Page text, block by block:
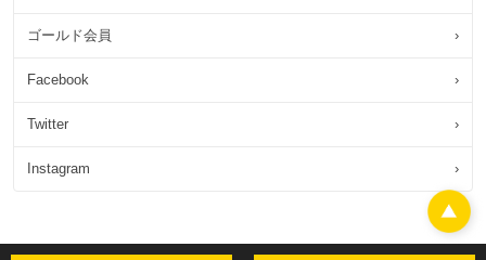
ゴールド会員 ›
Facebook ›
Twitter ›
Instagram ›